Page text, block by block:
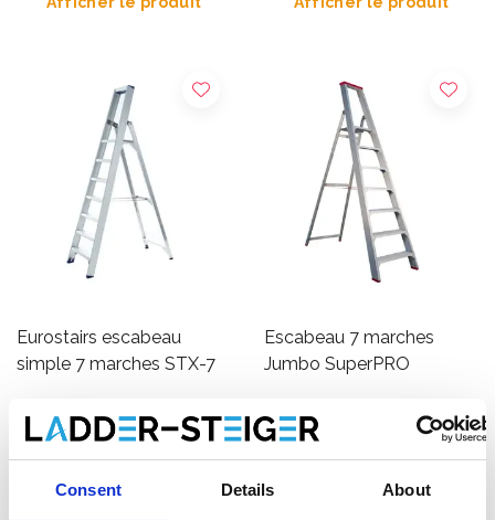
Consent Details About
Eurostairs escabeau
simple 7 marches STX-7
€234,00 €240,03 HT
Escabeau 7 marches
Jumbo SuperPRO
€270,00
Afficher le produit